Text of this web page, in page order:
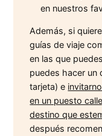
en nuestros
Además, si
guías de viaje
en las que
puedes hacer un
tarjeta) e
en un puesto
destino que
después